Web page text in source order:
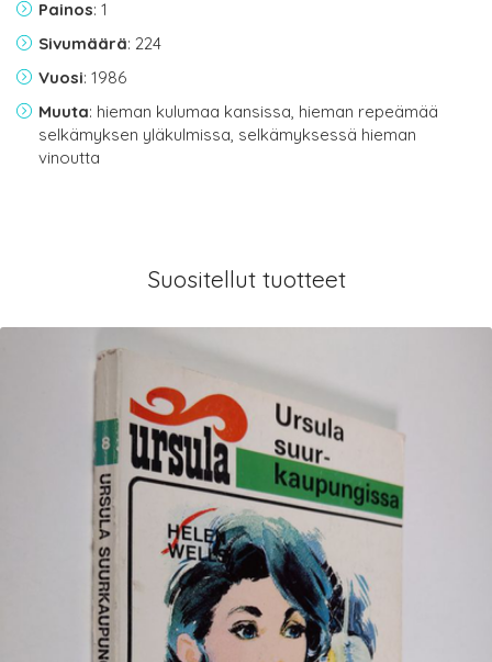
Painos: 1
Sivumäärä: 224
Vuosi: 1986
Muuta: hieman kulumaa kansissa, hieman repeämää
selkämyksen yläkulmissa, selkämyksessä hieman
vinoutta
Suositellut tuotteet